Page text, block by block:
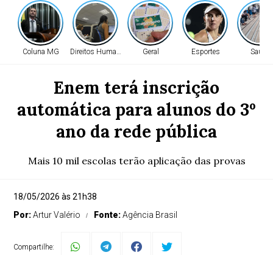
Coluna MG Direitos Humanos Geral Esportes Saúde
Enem terá inscrição
automática para alunos do 3º
ano da rede pública
Mais 10 mil escolas terão aplicação das provas
18/05/2026 às 21h38
Por:Artur Valério Fonte:Agência Brasil
Compartilhe: